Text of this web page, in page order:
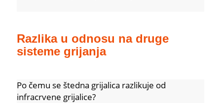
Razlika u odnosu na druge
sisteme grijanja
Po čemu se štedna grijalica razlikuje od
infracrvene grijalice?